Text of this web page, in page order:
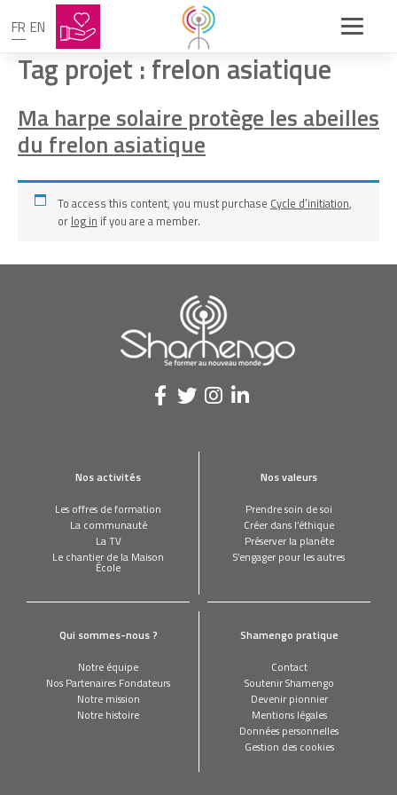
FR EN
Tag projet :frelon asiatique
Ma harpe solaire protège les abeilles
du frelon asiatique
To access this content, you must purchase Cycle d’initiation,
or log in if you are a member.
Nos activités
Les offres de formation
La communauté
La TV
Le chantier de la Maison
École
Nos valeurs
Prendre soin de soi
Créer dans l’éthique
Préserver la planète
S’engager pour les autres
Qui sommes-nous ?
Notre équipe
Nos Partenaires Fondateurs
Notre mission
Notre histoire
Shamengo pratique
Contact
Soutenir Shamengo
Devenir pionnier
Mentions légales
Données personnelles
Gestion des cookies